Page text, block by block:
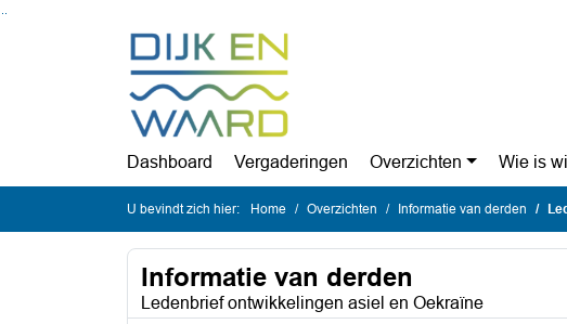
Dashboard Vergaderingen Overzichten Wie is
U bevindt zich hier: Home Overzichten Informatie van derden
Informatie van derden
Ledenbrief ontwikkelingen asiel en Oekraïne